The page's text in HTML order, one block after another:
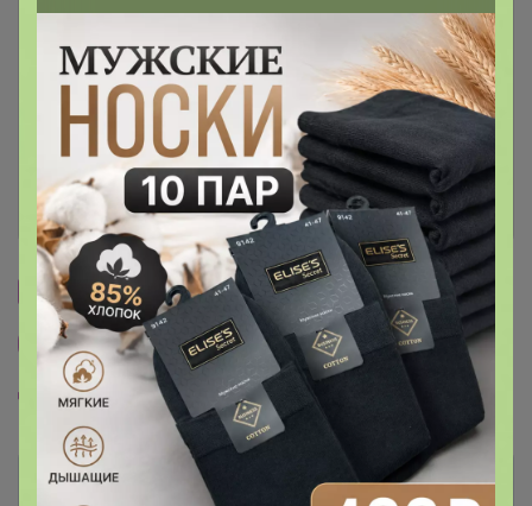
Условия участия
Ключевые даты
История проведённых выкупов
Cтраничка организатора
Другие СП организатора Happy Baby
Пристрой организатора Happy Baby